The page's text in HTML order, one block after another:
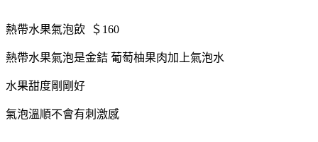
熱帶水果氣泡飲 ＄160
熱帶水果氣泡是金銡 葡萄柚果肉加上氣泡水
水果甜度剛剛好
氣泡溫順不會有刺激感